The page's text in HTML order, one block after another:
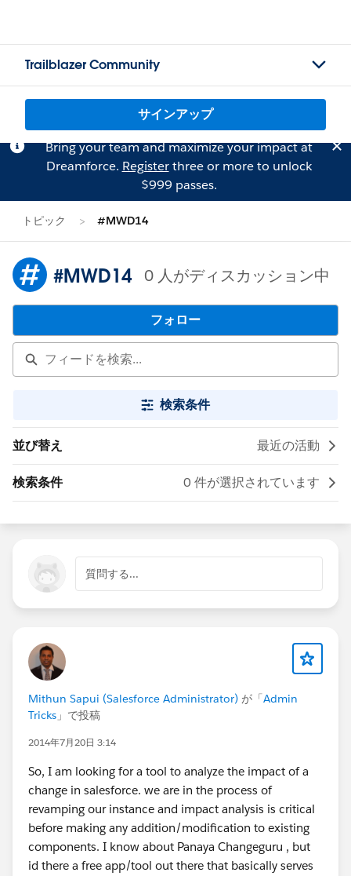
Trailblazer Community
サインアップ
Bring your team and maximize your impact at
Dreamforce. Registerthree or more to unlock
$999 passes.
トピック #MWD14
#MWD14 0 人がディスカッション中
フォロー
検索条件
並び替え 最近の活動
検索条件 0 件が選択されています
質問する...
Mithun Sapui (Salesforce Administrator) が「Admin
Tricks 」で投稿
2014年7月20日 3:14
So, I am looking for a tool to analyze the impact of a
change in salesforce. we are in the process of
revamping our instance and impact analysis is critical
before making any addition/modification to existing
components. I know about Panaya Changeguru , but
id there a free app/tool out there that basically serves